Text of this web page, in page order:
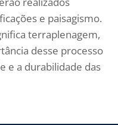
e paisagismo.
terraplenagem,
desse processo
e a durabilidade das